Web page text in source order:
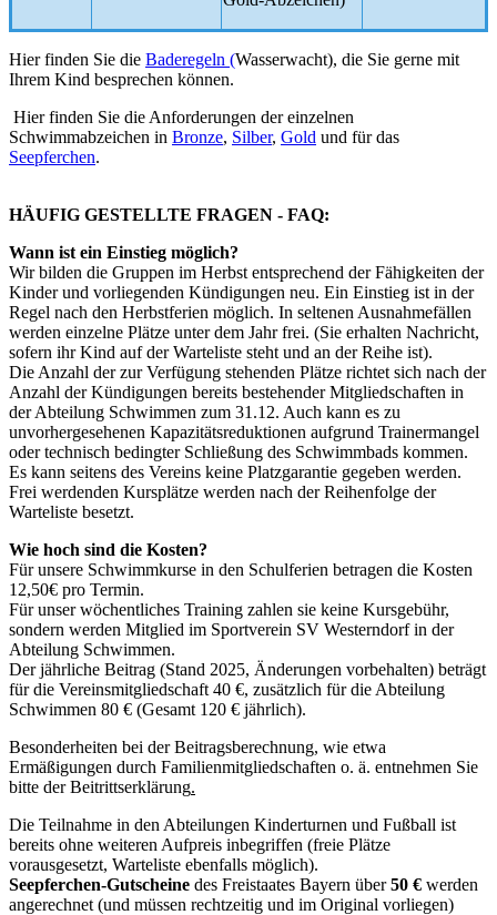
Hier finden Sie die Baderegeln (Wasserwacht), die Sie gerne mit
Ihrem Kind besprechen können.
Hier finden Sie die Anforderungen der einzelnen
Schwimmabzeichen in Bronze, Silber, Gold und für das
Seepferchen.
HÄUFIG GESTELLTE FRAGEN - FAQ:
Wann ist ein Einstieg möglich?
Wir bilden die Gruppen im Herbst entsprechend der Fähigkeiten der
Kinder und vorliegenden Kündigungen neu. Ein Einstieg ist in der
Regel nach den Herbstferien möglich. In seltenen Ausnahmefällen
werden einzelne Plätze unter dem Jahr frei. (Sie erhalten Nachricht,
sofern ihr Kind auf der Warteliste steht und an der Reihe ist).
Die Anzahl der zur Verfügung stehenden Plätze richtet sich nach der
Anzahl der Kündigungen bereits bestehender Mitgliedschaften in
der Abteilung Schwimmen zum 31.12. Auch kann es zu
unvorhergesehenen Kapazitätsreduktionen aufgrund Trainermangel
oder technisch bedingter Schließung des Schwimmbads kommen.
Es kann seitens des Vereins keine Platzgarantie gegeben werden.
Frei werdenden Kursplätze werden nach der Reihenfolge der
Warteliste besetzt.
Wie hoch sind die Kosten?
Für unsere Schwimmkurse in den Schulferien betragen die Kosten
12,50€ pro Termin.
Für unser wöchentliches Training zahlen sie keine Kursgebühr,
sondern werden Mitglied im Sportverein SV Westerndorf in der
Abteilung Schwimmen.
Der jährliche Beitrag (Stand 2025, Änderungen vorbehalten) beträgt
für die Vereinsmitgliedschaft 40 €, zusätzlich für die Abteilung
Schwimmen 80 € (Gesamt 120 € jährlich).
Besonderheiten bei der Beitragsberechnung, wie etwa
Ermäßigungen durch Familienmitgliedschaften o. ä. entnehmen Sie
bitte der Beitrittserklärung.
Die Teilnahme in den Abteilungen Kinderturnen und Fußball ist
bereits ohne weiteren Aufpreis inbegriffen (freie Plätze
vorausgesetzt, Warteliste ebenfalls möglich).
Seepferchen-Gutscheine des Freistaates Bayern über50 € werden
angerechnet (und müssen rechtzeitig und im Original vorliegen)